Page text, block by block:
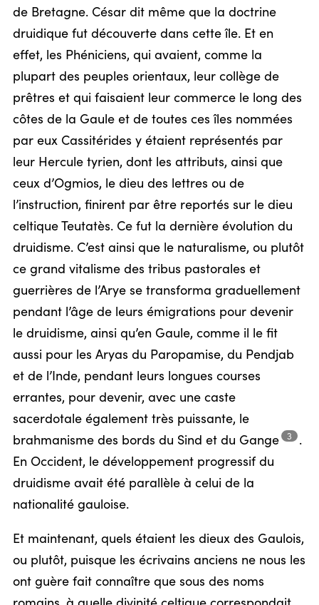
de Bretagne. César dit même que la doctrine
druidique fut découverte dans cette île. Et en
effet, les Phéniciens, qui avaient, comme la
plupart des peuples orientaux, leur collège de
prêtres et qui faisaient leur commerce le long des
côtes de la Gaule et de toutes ces îles nommées
par eux Cassitérides y étaient représentés par
leur Hercule tyrien, dont les attributs, ainsi que
ceux d’Ogmios, le dieu des lettres ou de
l’instruction, finirent par être reportés sur le dieu
celtique Teutatès. Ce fut la dernière évolution du
druidisme. C’est ainsi que le naturalisme, ou plutôt
ce grand vitalisme des tribus pastorales et
guerrières de l’Arye se transforma graduellement
pendant l’âge de leurs émigrations pour devenir
le druidisme, ainsi qu’en Gaule, comme il le fit
aussi pour les Aryas du Paropamise, du Pendjab
et de l’Inde, pendant leurs longues courses
errantes, pour devenir, avec une caste
sacerdotale également très puissante, le
brahmanisme des bords du Sind et du Gange 3
.
En Occident, le développement progressif du
druidisme avait été parallèle à celui de la
nationalité gauloise.
Et maintenant, quels étaient les dieux des Gaulois,
ou plutôt, puisque les écrivains anciens ne nous les
ont guère fait connaître que sous des noms